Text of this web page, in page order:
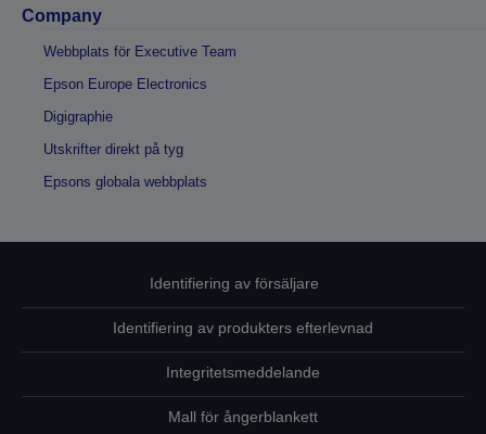
Company
Webbplats för Executive Team
Epson Europe Electronics
Digigraphie
Utskrifter direkt på tyg
Epsons globala webbplats
Identifiering av försäljare
Identifiering av produkters efterlevnad
Integritetsmeddelande
Mall för ångerblankett